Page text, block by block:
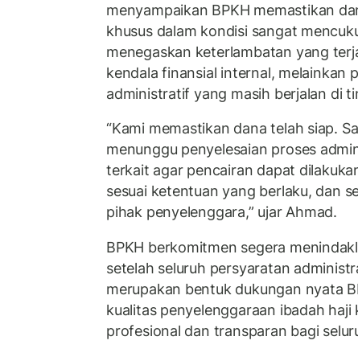
menyampaikan BPKH memastikan
khusus dalam kondisi sangat
menegaskan keterlambatan yang
kendala finansial internal, melainkan
administratif yang masih berjalan di
“Kami memastikan dana telah siap.
menunggu penyelesaian proses
terkait agar pencairan dapat
sesuai ketentuan yang berlaku, dan
pihak penyelenggara,” ujar Ahmad.
BPKH berkomitmen segera
setelah seluruh persyaratan
merupakan bentuk dukungan nyata
kualitas penyelenggaraan ibadah
profesional dan transparan bagi